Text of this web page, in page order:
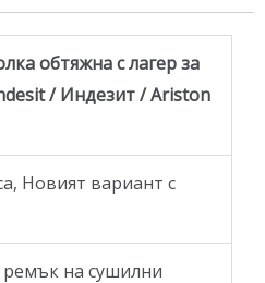
обтяжна с лагер за
/ Индезит / Ariston
Новият вариант с
ремък на сушилни